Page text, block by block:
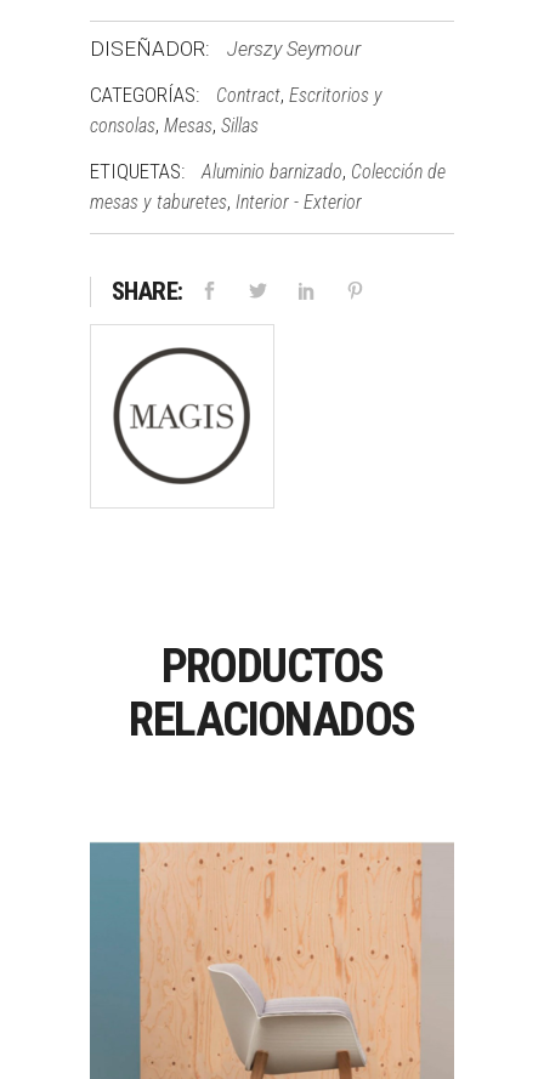
DISEÑADOR: Jerszy Seymour
CATEGORÍAS: Contract, Escritorios y
consolas, Mesas, Sillas
ETIQUETAS: Aluminio barnizado, Colección de
mesas y taburetes, Interior - Exterior
SHARE:
PRODUCTOS
RELACIONADOS
NUEZ CHAIR